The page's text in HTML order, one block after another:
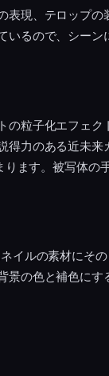
現、テロップ
るので、シー
粒子化エフェ
力のある近未
ます。被写体
イルの素材にそ
の色と補色に